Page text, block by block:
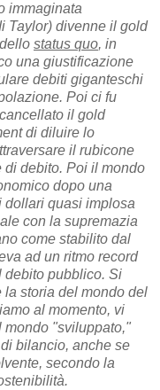
immaginata
Taylor) divenne il gold
status quo, in
una giustificazione
debiti giganteschi
Poi ci fu
il gold
di diluire lo
il rubicone
debito. Poi il mondo
dopo una
quasi implosa
con la supremazia
come stabilito dal
ad un ritmo record
debito pubblico. Si
la storia del mondo del
al momento, vi
mondo "sviluppato,"
bilancio, anche se
secondo la